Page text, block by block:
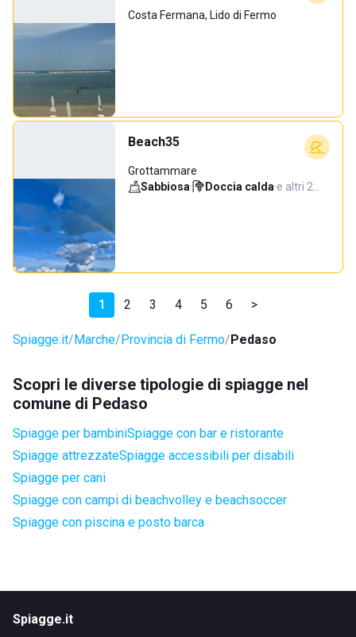
Costa Fermana, Lido di Fermo
Beach35
Grottammare
Sabbiosa· Doccia calda·e altri 2…
1 2 3 4 5 6 >
Spiagge.it Marche Provincia di Fermo Pedaso
Scopri le diverse tipologie di spiagge nel
comune di Pedaso
Spiagge per bambiniSpiagge con bar e ristorante
Spiagge attrezzateSpiagge accessibili per disabili
Spiagge per cani
Spiagge con campi di beachvolley e beachsoccer
Spiagge con piscina e posto barca
Spiagge.it